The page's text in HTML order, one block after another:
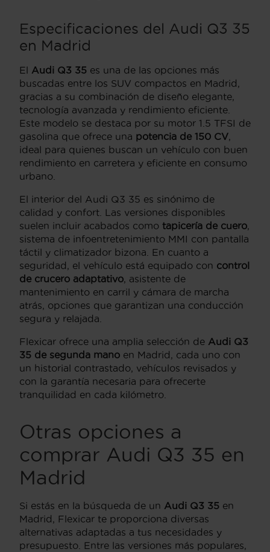
Especificaciones del Audi Q3 35
en Madrid
El Audi Q3 35 es una de las opciones más
buscadas entre los SUV compactos en Madrid,
gracias a su combinación de diseño elegante,
tecnología avanzada y rendimiento eficiente.
Este modelo se destaca por su motor 1.5 TFSI de
gasolina que ofrece una potencia de 150 CV
ideal para quienes buscan un vehículo con buen
rendimiento en carretera y eficiente en consumo
urbano.
El interior del Audi Q3 35 es sinónimo de
calidad y confort. Las versiones disponibles
suelen incluir acabados como tapicería de cuero
sistema de infoentretenimiento MMI con pantalla
táctil y climatizador bizona. En cuanto a
seguridad, el vehículo está equipado con control
de crucero adaptativo , asistente de
mantenimiento en carril y cámara de marcha
atrás, opciones que garantizan una conducción
segura y relajada.
Flexicar ofrece una amplia selección de Audi Q3
35 de segunda mano en Madrid, cada uno con
un historial contrastado, vehículos revisados y
con la garantía necesaria para ofrecerte
tranquilidad en cada kilómetro.
Otras opciones a
comprar Audi Q3 35 en
Madrid
Si estás en la búsqueda de un Audi Q3 35 en
Madrid, Flexicar te proporciona diversas
alternativas adaptadas a tus necesidades y
presupuesto. Entre las versiones más populares,